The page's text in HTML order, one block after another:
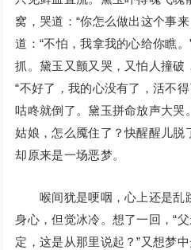
窝，哭道：“你怎么做出这个事
道：“不怕，我拿我的心给你瞧
抓。黛玉又颤又哭，又怕人撞破
“不好了，我的心没有了，活不
咕咚就倒了。黛玉拼命放声大哭
姑娘，怎么魇住了？快醒醒儿脱
却原来是一场恶梦。
喉间犹是哽咽，心上还是乱
身心，但觉冰冷。想了一回，“
定，这是从那里说起？”又想梦